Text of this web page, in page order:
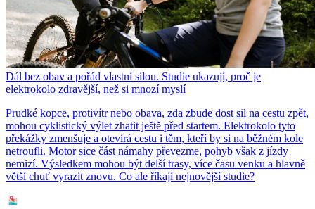
Dál bez obav a pořád vlastní silou. Studie ukazují, proč je
elektrokolo zdravější, než si mnozí myslí
Prudké kopce, protivítr nebo obava, zda zbude dost sil na cestu zpět,
mohou cyklistický výlet zhatit ještě před startem. Elektrokolo tyto
překážky zmenšuje a otevírá cestu i těm, kteří by si na běžném kole
netroufli. Motor sice část námahy převezme, pohyb však z jízdy
nemizí. Výsledkem mohou být delší trasy, více času venku a hlavně
větší chuť vyrazit znovu. Co ale říkají nejnovější studie?